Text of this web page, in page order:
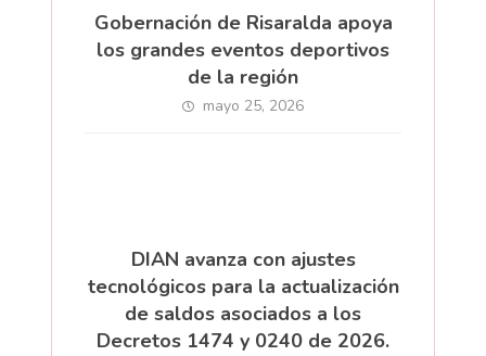
Gobernación de Risaralda apoya
los grandes eventos deportivos
de la región
mayo 25, 2026
DIAN avanza con ajustes
tecnológicos para la actualización
de saldos asociados a los
Decretos 1474 y 0240 de 2026.